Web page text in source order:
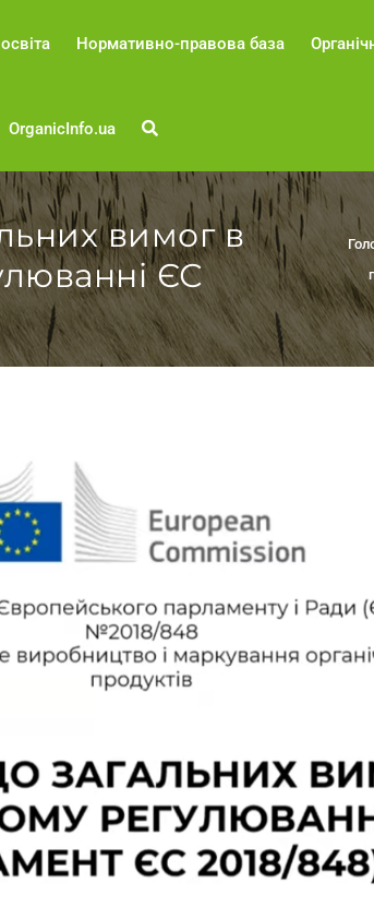
Нормативно-правова база
OrganicInfo.ua
вимог в
ЄС